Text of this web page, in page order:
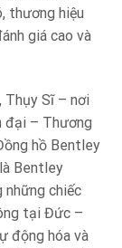
thương hiệu
giá cao và
Thụy Sĩ – nơi
đại – Thương
hồ Bentley
Bentley
những chiếc
tại Đức –
động hóa và